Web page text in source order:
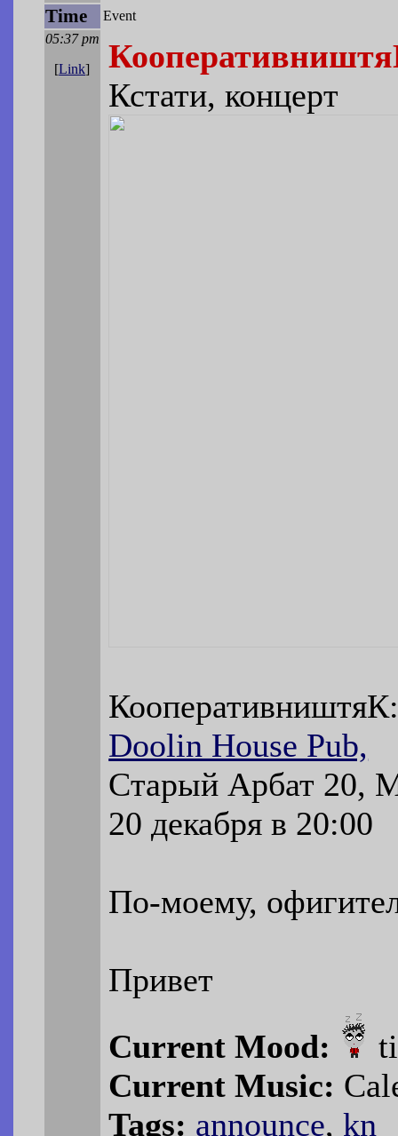
Time
Event
05:37 pm
[Link]
Кстати, концерт
Doolin House Pub,
Старый Арбат 20,
20 декабря в 20:00
По-моему,
Привет
Current Mood:
Current Music:
Tags: announce,kn